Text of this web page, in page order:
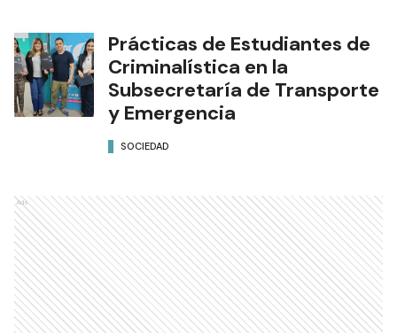
Prácticas de Estudiantes de
Criminalística en la
Subsecretaría de Transporte
y Emergencia
SOCIEDAD
Ads